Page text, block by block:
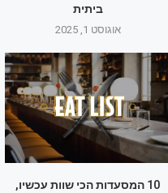
ביתית
אוגוסט 1, 2025
10 המסעדות הכי שוות עכשיו,